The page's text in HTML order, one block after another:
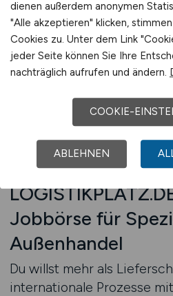
und internationale
Ein direkter Einstieg
im Versand, in der
der Kundenbetreuung.
und Weiterbildungen in
Zollwesen absolviert,
weiterentwickeln – bis hin
oder zur Koordination
Jetzt Stellenangebote im
Jobbörse für
Außenhandel
Du willst mehr als
internationale Prozesse
dienen außerdem anonymen
"Alle akzeptieren" klicken,
Cookies zu. Unter dem Link
jeder Seite können Sie Ihre
nachträglich aufrufen und ändern.
COOKIE-
ABLEHNEN